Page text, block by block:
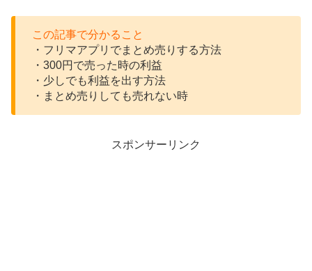
この記事で分かること
・フリマアプリでまとめ売りする方法
・300円で売った時の利益
・少しでも利益を出す方法
・まとめ売りしても売れない時
スポンサーリンク